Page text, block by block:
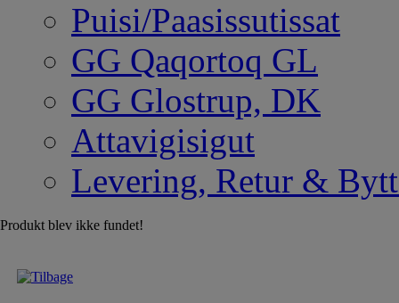
Puisi/Paasissutissat
GG Qaqortoq GL
GG Glostrup, DK
Attavigisigut
Levering, Retur &
Produkt blev ikke fundet!